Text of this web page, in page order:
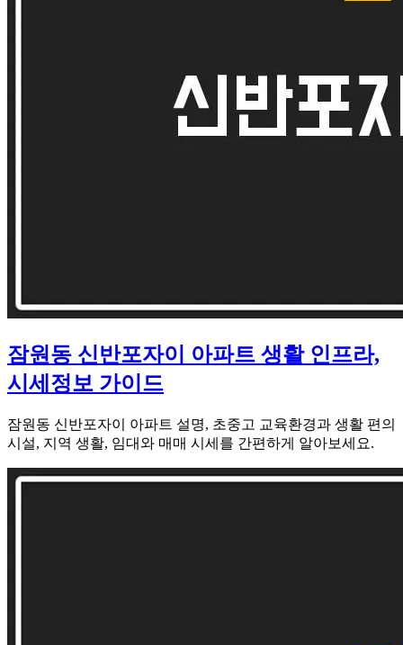
잠원동 신반포자이 아파트 생활 인프라,
시세정보 가이드
잠원동 신반포자이 아파트 설명, 초중고 교육환경과 생활 편의
시설, 지역 생활, 임대와 매매 시세를 간편하게 알아보세요.